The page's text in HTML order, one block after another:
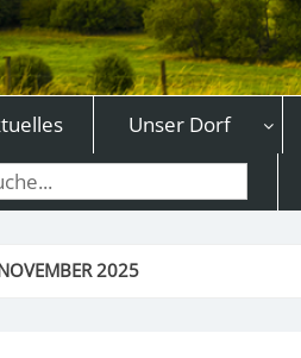
Unser Dorf
2025